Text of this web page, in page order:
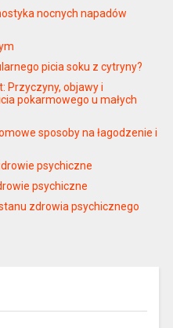
nocnych napadów
picia soku z cytryny?
Przyczyny, objawy i
pokarmowego u małych
sposoby na łagodzenie i
psychiczne
psychiczne
zdrowia psychicznego